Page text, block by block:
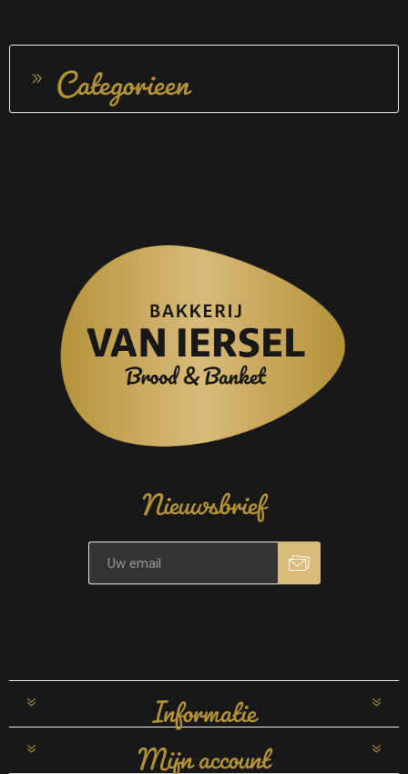
Categorieen
Nieuwsbrief
Informatie
Mijn account